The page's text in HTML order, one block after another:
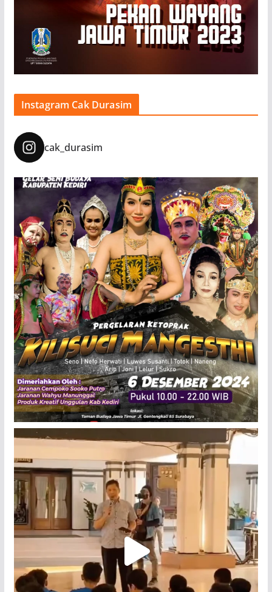
Instagram Cak Durasim
cak_durasim